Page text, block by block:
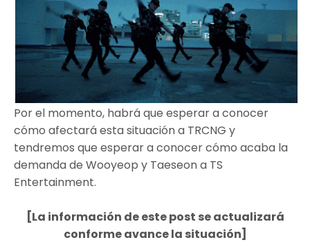
Por el momento, habrá que esperar a conocer
cómo afectará esta situación a TRCNG y
tendremos que esperar a conocer cómo acaba la
demanda de Wooyeop y Taeseon a TS
Entertainment.
[La información de este post se actualizará
conforme avance la situación]